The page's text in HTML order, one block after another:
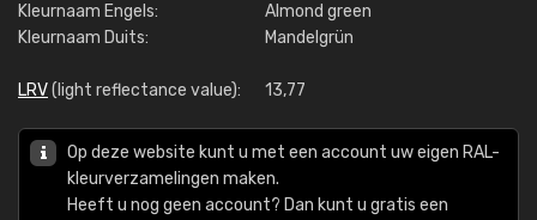
Kleurnaam Engels:
Almond green
Kleurnaam Duits:
Mandelgrün
LRV(light reflectance value): 13,77
Op deze website kunt u met een account uw eigen RAL-
kleurverzamelingen maken.
Heeft u nog geen account? Dan kunt u gratis een